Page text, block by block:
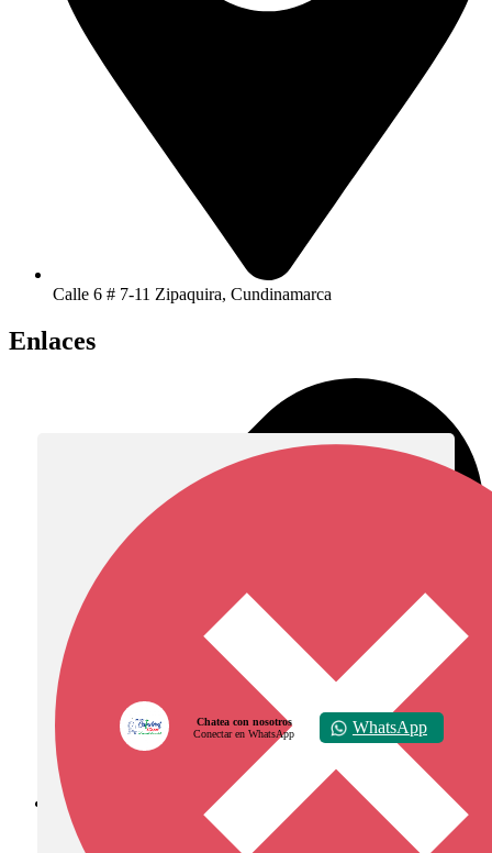
Calle 6 # 7-11 Zipaquira, Cundinamarca
Enlaces
Diócesis de Zipaquirá
Chatea con nosotros
Conectar en WhatsApp
WhatsApp